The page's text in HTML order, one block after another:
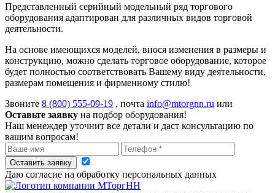
Представленный серийный модельный ряд торгового
оборудования адаптирован для различных видов торговой
деятельности.
На основе имеющихся моделей, внося изменения в размеры и
конструкцию, можно сделать торговое оборудование, которое
будет полностью соответствовать Вашему виду деятельности,
размерам помещения и фирменному стилю!
Звоните 8 (800) 555-09-19 , почта info@mtorgnn.ru или
Оставьте заявку на подбор оборудования!
Наш менеждер уточнит все детали и даст консультацию по
вашим вопросам!
Оставить заявку
Даю согласие на обработку персональных данных